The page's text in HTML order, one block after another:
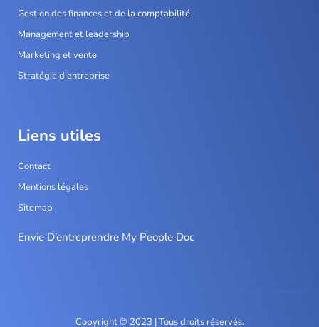
Gestion des finances et de la comptabilité
Management et leadership
Marketing et vente
Stratégie d’entreprise
Liens utiles
Contact
Mentions légales
Sitemap
Envie D’entreprendre My People Doc
Copyright © 2023 | Tous droits réservés.